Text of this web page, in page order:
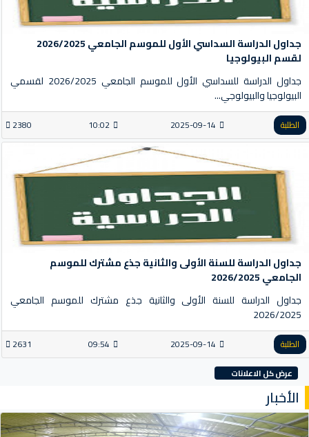
جداول الدراسة السداسي الأول للموسم الجامعي 2026/2025
لقسم البيولوجيا
جداول الدراسة للسداسي الأول للموسم الجامعي 2026/2025 لقسمي
البيولوجيا والبيولوجي...
الطلبة 2025-09-14
10:02
2380
جداول الدراسة للسنة الأولى والثانية جذع مشترك للموسم
الجامعي 2026/2025
جداول الدراسة للسنة الأولى والثانية جذع مشترك للموسم الجامعي
2026/2025
الطلبة 2025-09-14
09:54
2631
عرض كل الاعلانات
الأخبار